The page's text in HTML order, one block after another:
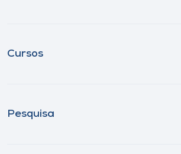
Cursos
Pesquisa